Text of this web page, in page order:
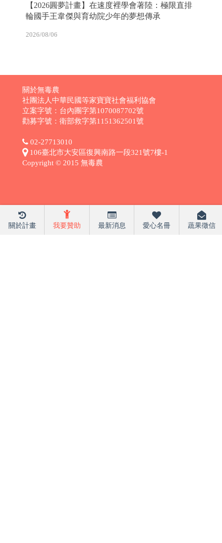
【2026圓夢計畫】在速度裡學會著陸：極限直排
輪國手王韋傑與育幼院少年的夢想傳承
2026/08/06
關於計畫 我要贊助 最新消息 愛心名冊 蔬果徵信
關於無毒農
社團法人中華民國等家寶寶社會福利協會
立案字號：台內團字第1070087702號
勸募字號：衛部救字第1151362501號
02-27713010
106臺北市大安區復興南路一段321號7樓-1
Copyright © 2015 無毒農